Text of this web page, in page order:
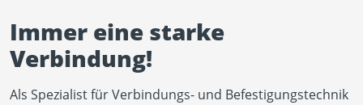
Immer eine starke
Verbindung!
Als Spezialist für Verbindungs- und Befestigungstechnik